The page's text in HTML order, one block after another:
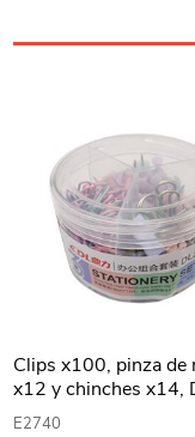
Clips x100, pinza de
x12 y chinches x14,
en caja
E2740